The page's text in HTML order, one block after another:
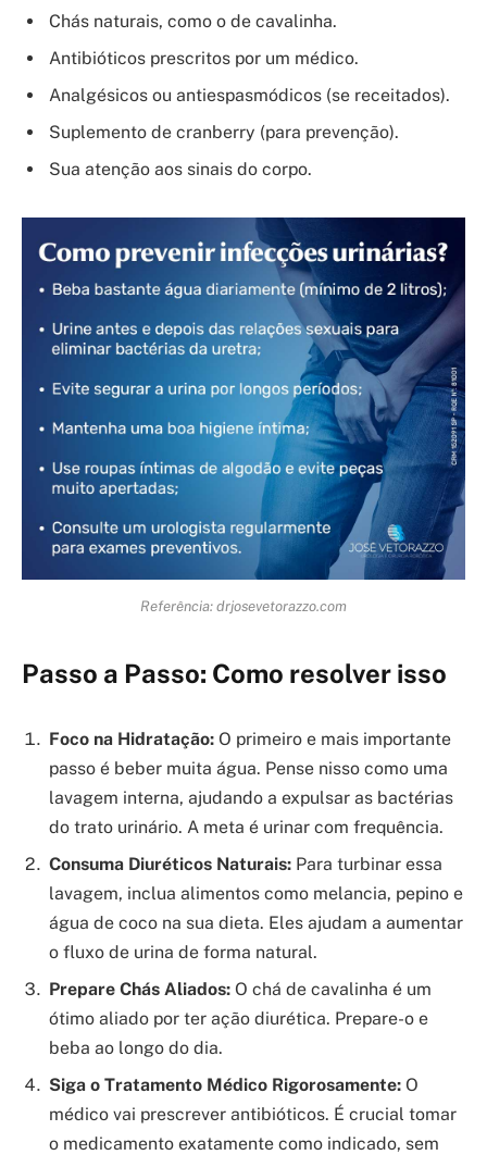
Chás naturais, como o de cavalinha.
Antibióticos prescritos por um médico.
Analgésicos ou antiespasmódicos (se receitados).
Suplemento de cranberry (para prevenção).
Sua atenção aos sinais do corpo.
Referência: drjosevetorazzo.com
Passo a Passo: Como resolver isso
Foco na Hidratação: O primeiro e mais importante
passo é beber muita água. Pense nisso como uma
lavagem interna, ajudando a expulsar as bactérias
do trato urinário. A meta é urinar com frequência.
Consuma Diuréticos Naturais: Para turbinar essa
lavagem, inclua alimentos como melancia, pepino e
água de coco na sua dieta. Eles ajudam a aumentar
o fluxo de urina de forma natural.
Prepare Chás Aliados: O chá de cavalinha é um
ótimo aliado por ter ação diurética. Prepare-o e
beba ao longo do dia.
Siga o Tratamento Médico Rigorosamente: O
médico vai prescrever antibióticos. É crucial tomar
o medicamento exatamente como indicado, sem